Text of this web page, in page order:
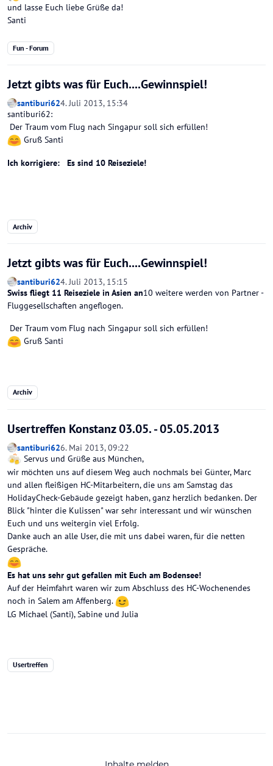
und lasse Euch liebe Grüße da!
Santi
Fun - Forum
Jetzt gibts was für Euch....Gewinnspiel!
santiburi624. Juli 2013, 15:34
santiburi62:
Der Traum vom Flug nach Singapur soll sich erfüllen!
Gruß Santi
Ich korrigiere: Es sind 10 Reiseziele!
Archiv
Jetzt gibts was für Euch....Gewinnspiel!
santiburi624. Juli 2013, 15:15
Swiss fliegt 11 Reiseziele in Asien an10 weitere werden von Partner -
Fluggesellschaften angeflogen.
Der Traum vom Flug nach Singapur soll sich erfüllen!
Gruß Santi
Archiv
Usertreffen Konstanz 03.05. - 05.05.2013
santiburi626. Mai 2013, 09:22
Servus und Grüße aus München,
wir möchten uns auf diesem Weg auch nochmals bei Günter, Marc
und allen fleißigen HC-Mitarbeitern, die uns am Samstag das
HolidayCheck-Gebäude gezeigt haben, ganz herzlich bedanken. Der
Blick "hinter die Kulissen" war sehr interessant und wir wünschen
Euch und uns weitergin viel Erfolg.
Danke auch an alle User, die mit uns dabei waren, für die netten
Gespräche.
Es hat uns sehr gut gefallen mit Euch am Bodensee!
Auf der Heimfahrt waren wir zum Abschluss des HC-Wochenendes
noch in Salem am Affenberg.
LG Michael (Santi), Sabine und Julia
Usertreffen